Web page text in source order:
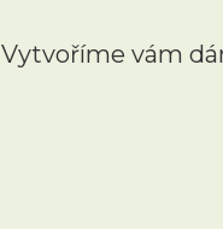
Vytvoříme vám